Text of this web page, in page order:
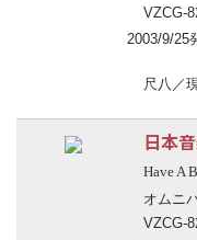
VZCG-
2003/9/25
尺八／
日本音
Have A
オムニ
VZCG-